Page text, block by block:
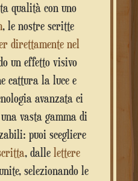
qualità con uno
, le nostre scritte
direttamente nel
un effetto visivo
cattura la luce e
avanzata ci
vasta gamma di
puoi scegliere
, dalle lettere
selezionando le